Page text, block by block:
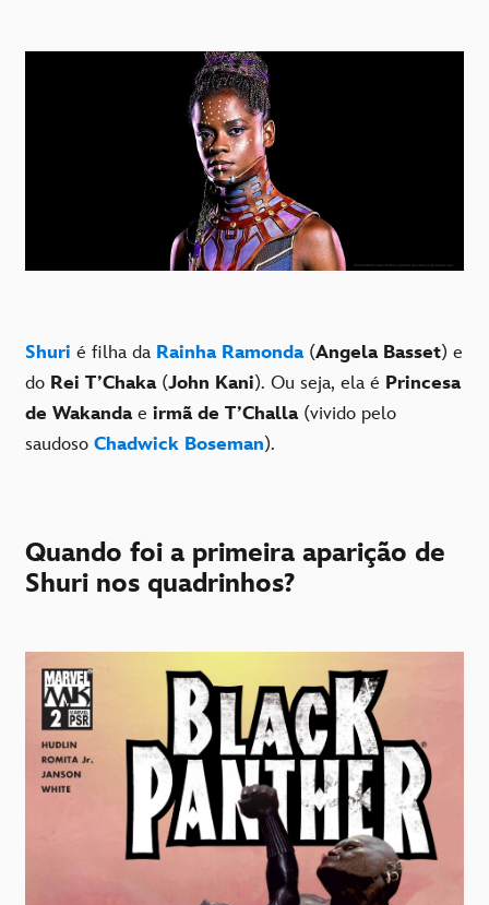
Shuri é filha da Rainha Ramonda(Angela Basset) e
do Rei T’Chaka(John Kani). Ou seja, ela é Princesa
de Wakandae irmã de T’Challa (vivido pelo
saudoso Chadwick Boseman).
Quando foi a primeira aparição de
Shuri nos quadrinhos?